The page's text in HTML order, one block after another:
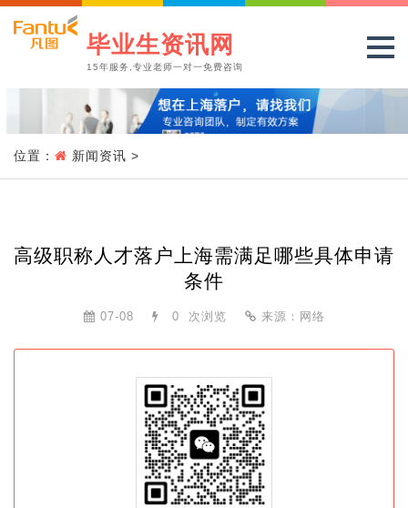
毕业生资讯网
15年服务,专业老师一对一免费咨询
位置： 新闻资讯 >
高级职称人才落户上海需满足哪些具体申请
条件
07-08 0 次浏览 来源：网络